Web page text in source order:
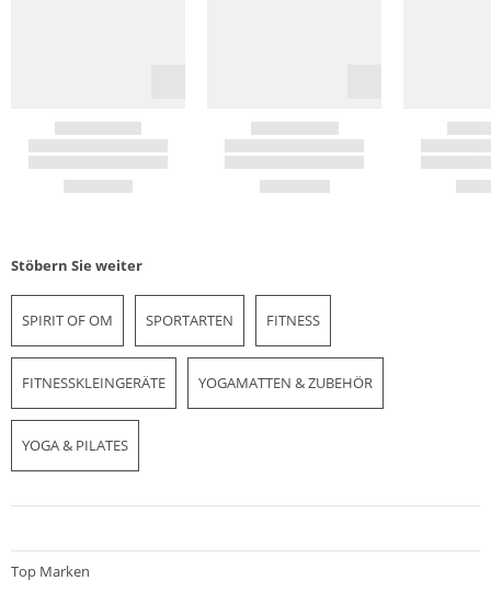
Stöbern Sie weiter
SPIRIT OF OM SPORTARTEN FITNESS
FITNESSKLEINGERÄTE YOGAMATTEN & ZUBEHÖR
YOGA & PILATES
Top Marken